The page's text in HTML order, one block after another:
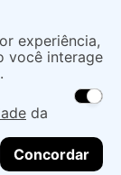
variam de
CEP
MATCH COR
experiência,
você interage
da
Concordar